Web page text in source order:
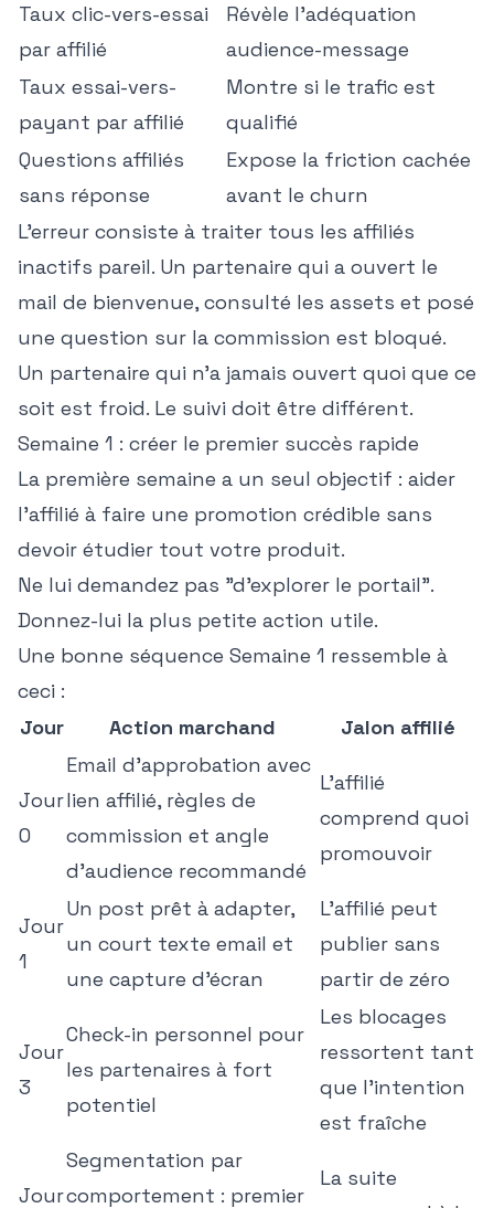
Taux clic-vers-essai
par affilié
Révèle l'adéquation
audience-message
Taux essai-vers-
payant par affilié
Montre si le trafic est
qualifié
Questions affiliés
sans réponse
Expose la friction cachée
avant le churn
L'erreur consiste à traiter tous les affiliés
inactifs pareil. Un partenaire qui a ouvert le
mail de bienvenue, consulté les assets et posé
une question sur la commission est bloqué.
Un partenaire qui n'a jamais ouvert quoi que ce
soit est froid. Le suivi doit être différent.
Semaine 1 : créer le premier succès rapide
La première semaine a un seul objectif : aider
l'affilié à faire une promotion crédible sans
devoir étudier tout votre produit.
Ne lui demandez pas "d'explorer le portail".
Donnez-lui la plus petite action utile.
Une bonne séquence Semaine 1 ressemble à
ceci :
Jour
Action marchand Jalon affilié
Jour
0
Email d'approbation avec
lien affilié, règles de
commission et angle
d'audience recommandé
L'affilié
comprend quoi
promouvoir
Jour
1
Un post prêt à adapter,
un court texte email et
une capture d'écran
L'affilié peut
publier sans
partir de zéro
Jour
3
Check-in personnel pour
les partenaires à fort
potentiel
Les blocages
ressortent tant
que l'intention
est fraîche
Jour
Segmentation par
comportement : premier
La suite